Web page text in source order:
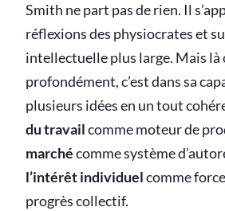
Smith ne part pas de rien. Il
réflexions des physiocrates et
intellectuelle plus large. Mais là
profondément, c’est dans sa
plusieurs idées en un tout
du travailcomme moteur de
marchécomme système
l’intérêt individuelcomme
progrès collectif.